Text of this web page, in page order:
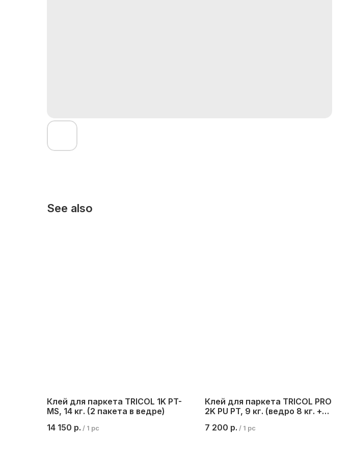
See also
Клей для паркета TRICOL 1K PT-
MS, 14 кг. (2 пакета в ведре)
14 150 р. / 1 pc
Клей для паркета TRICOL PRO
2K PU PT, 9 кг. (ведро 8 кг. +
7 200 р. / 1 pc